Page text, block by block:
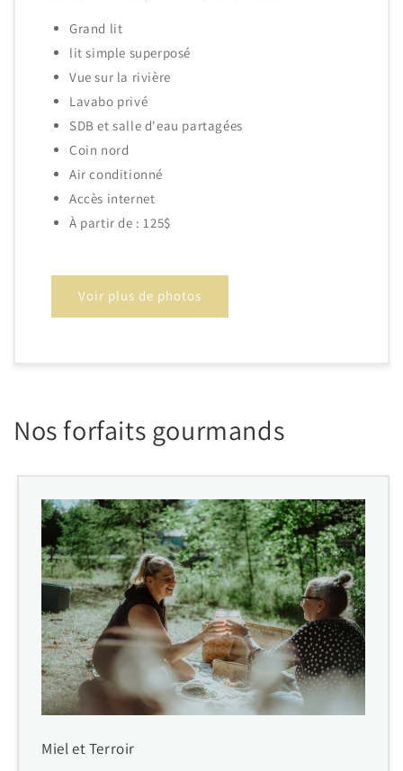
Grand lit
lit simple superposé
Vue sur la rivière
Lavabo privé
SDB et salle d'eau partagées
Coin nord
Air conditionné
Accès internet
À partir de : 125$
Voir plus de photos
Nos forfaits gourmands
Miel et Terroir